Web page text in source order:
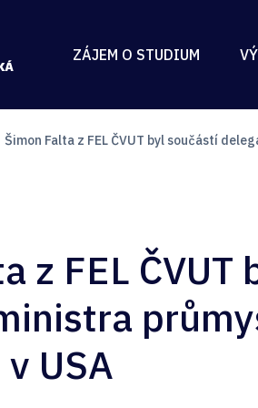
ZÁJEM O STUDIUM
Šimon Falta z FEL ČVUT byl součástí
z FEL
USA